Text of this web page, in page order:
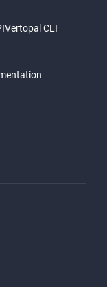
Vertopal CLI